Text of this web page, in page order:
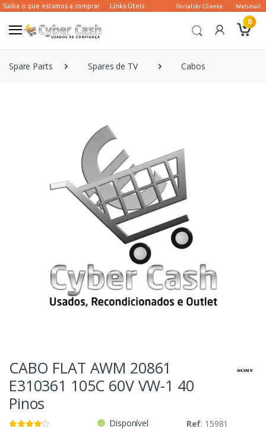
0
Spare Parts Spares de TV Cabos
CABO FLAT AWM 20861
E310361 105C 60V VW-1 40
Pinos
Disponível Ref: 15981